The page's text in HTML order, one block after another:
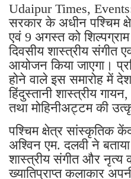
Udaipur Times,
सरकार के अधीन पश्चिम
एवं 9 अगस्त को शिल्पग्राम
दिवसीय शास्त्रीय संगीत
आयोजन किया जाएगा।
होने वाले इस समारोह में
हिंदुस्तानी शास्त्रीय
तथा मोहिनीअट्टम की
पश्चिम क्षेत्र सांस्कृतिक
अश्विन एम. दलवी ने
शास्त्रीय संगीत और नृत्य
ख्यातिप्राप्त कलाकार